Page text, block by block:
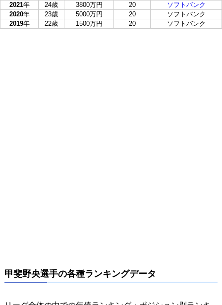
2021年 24歳 3800万円 20
ソフトバンク
2020年 23歳 5000万円 20
ソフトバンク
2019年 22歳 1500万円 20 ソフトバンク
甲斐野央選手の各種ランキングデータ